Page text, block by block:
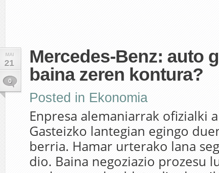
MAI
21
0
Mercedes-Benz: auto
baina zeren kontura?
Posted in Ekonomia
Enpresa alemaniarrak ofizialki
Gasteizko lantegian egingo
berria. Hamar urterako lana
dio. Baina negoziazio prozesu